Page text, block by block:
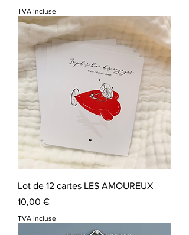
TVA Incluse
Lot de 12 cartes LES AMOUREUX
Prix
10,00 €
TVA Incluse